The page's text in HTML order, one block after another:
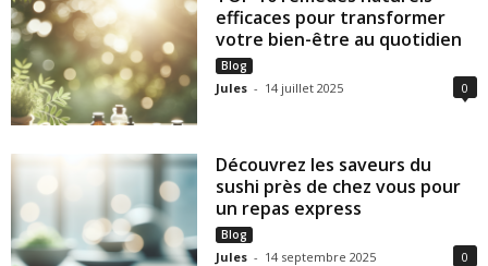
efficaces pour transformer
votre bien-être au quotidien
Blog
Jules - 14 juillet 2025 0
Découvrez les saveurs du
sushi près de chez vous pour
un repas express
Blog
Jules - 14 septembre 2025 0